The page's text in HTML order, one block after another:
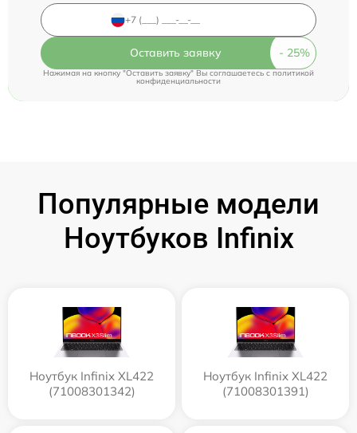
Оставить заявку
Нажимая на кнопку "Оставить заявку" Вы соглашаетесь cполитикой
конфиденциальности
Популярные модели
Ноутбуков Infinix
Ноутбук Infinix XL422
(71008301342)
Ноутбук Infinix XL422
(71008301391)